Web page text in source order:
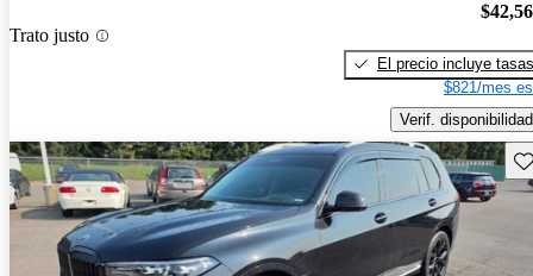
Trato justo
El precio incluye tasas
$821/mes
Verif. disponibilidad